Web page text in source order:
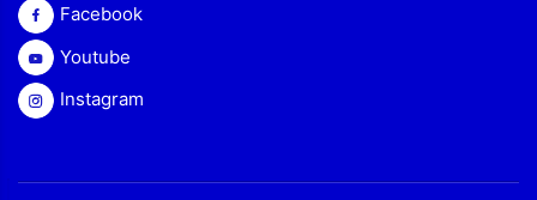
Facebook
Youtube
Instagram